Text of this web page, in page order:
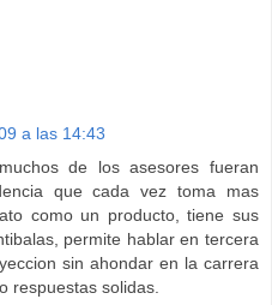
a las 14:43
de los asesores fueran
que cada vez toma mas
como un producto, tiene sus
permite hablar en tercera
sin ahondar en la carrera
respuestas solidas.